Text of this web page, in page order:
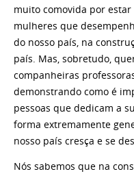
muito comovida por
mulheres que
do nosso país, na
país. Mas, sobretudo,
companheiras
demonstrando como é
pessoas que dedicam a
forma extremamente
nosso país cresça e se
Nós sabemos que na